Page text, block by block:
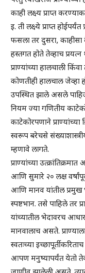
काही लक्ष्य प्राप्त
इ. ती लक्ष्ये प्राप्त
फसला तर दुसरा, काहीसा
हस्तगत होते तेव्हाच प्रयत्न
प्राण्यांच्या हालचाली
कोणतीही हालचाल जेव्हा
उपस्थित झाले असले
नियम ज्या गणितीय
काटेकोरपणाने
स्वरूप बरेचसे
म्हणावे लागते.
प्राण्यांच्या
आणि सुमारे २० लक्ष
आणि मानव यांतील
स्पष्टभान. तसे पाहिले तर
यांच्यातील भेदावरच
मानवालाच असते.
स्वतःच्या
आपण मनुष्यापर्यंत येतो